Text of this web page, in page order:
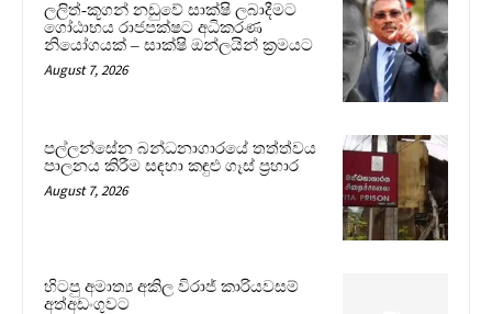
ලලිත්-කූගන් නඩුවේ සාක්ෂි ලබාදීමට
ගෝඨාභය රාජපක්ෂට අධිකරණ
නියෝගයක් – සාක්ෂි ඔන්ලයින් ක්‍රමයට
August 7, 2026
පල්ලන්සේන බන්ධනාගාරයේ තත්ත්වය
පාලනය කිරීම සඳහා කඳුළු ගෑස් ප්‍රහාර
August 7, 2026
හිටපු අමාත්‍ය අකිල විරාජ් කාරියවසම්
අත්අඩංගුවට